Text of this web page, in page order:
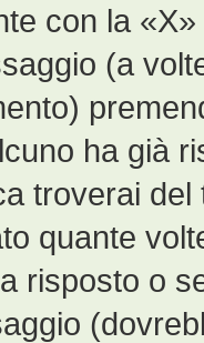
con la
(a
ha già
troverai
quante
risposto o